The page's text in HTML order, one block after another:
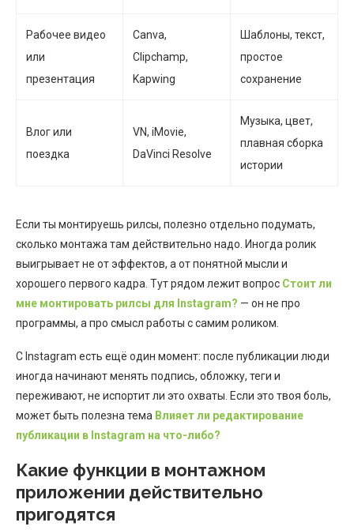
Рабочее видео
или
презентация
Canva,
Clipchamp,
Kapwing
Шаблоны, текст,
простое
сохранение
Влог или
поездка
VN, iMovie,
DaVinci Resolve
Музыка, цвет,
плавная сборка
истории
Если ты монтируешь рилсы, полезно отдельно подумать,
сколько монтажа там действительно надо. Иногда ролик
выигрывает не от эффектов, а от понятной мысли и
хорошего первого кадра. Тут рядом лежит вопрос Стоит ли
мне монтировать рилсы для Instagram? — он не про
программы, а про смысл работы с самим роликом.
С Instagram есть ещё один момент: после публикации люди
иногда начинают менять подпись, обложку, теги и
переживают, не испортит ли это охваты. Если это твоя боль,
может быть полезна тема Влияет ли редактирование
публикации в Instagram на что-либо?
Какие функции в монтажном
приложении действительно
пригодятся